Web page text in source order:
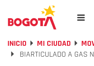
INICIO MI CIUDAD
BIARTICULADO A GAS